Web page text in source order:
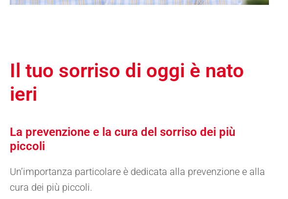
Il tuo sorriso di oggi è nato
ieri
La prevenzione e la cura del sorriso dei più
piccoli
Un’importanza particolare è dedicata alla prevenzione e alla
cura dei più piccoli.